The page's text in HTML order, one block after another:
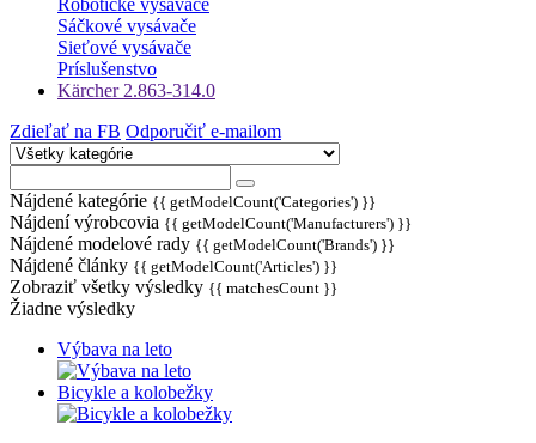
Robotické vysávače
Sáčkové vysávače
Sieťové vysávače
Príslušenstvo
Kärcher 2.863-314.0
Zdieľať na FB Odporučiť e-mailom
Nájdené kategórie {{ getModelCount('Categories') }}
Nájdení výrobcovia {{ getModelCount('Manufacturers') }}
Nájdené modelové rady {{ getModelCount('Brands') }}
Nájdené články {{ getModelCount('Articles') }}
Zobraziť všetky výsledky {{ matchesCount }}
Žiadne výsledky
Výbava na leto
Bicykle a kolobežky